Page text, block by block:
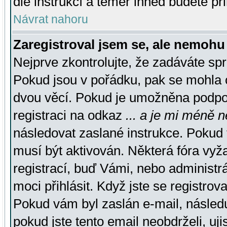
Návrat nahoru
Zaregistroval jsem se, ale
Nejprve zkontrolujte, že zadáváte
Pokud jsou v pořádku, pak se
dvou věcí. Pokud je umožněna
registraci na odkaz ... a je mi méně
následovat zaslané instrukce.
musí být aktivován. Některá fóra
registrací, buď Vámi, nebo
moci přihlásit. Když jste se
Pokud vám byl zaslán e-mail,
pokud jste tento email neobdrželi,